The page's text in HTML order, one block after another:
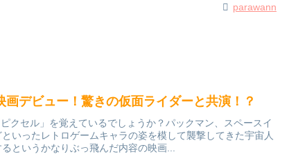
parawann
デビュー！驚きの仮面ライダーと共演！？
クセル」を覚えているでしょうか？パックマン、スペースイ
いったレトロゲームキャラの姿を模して襲撃してきた宇宙人
というかなりぶっ飛んだ内容の映画...